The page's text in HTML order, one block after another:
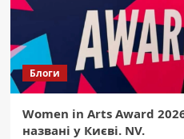
Блоги
Women in Arts Award
названі у Києві. NV.